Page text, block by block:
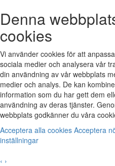
Denna
cookies
Vi använder cookies för att
sociala medier och analysera vår
din användning av vår webbplats
medier och analys. De kan
information som du har gett dem
användning av deras tjänster.
webbplats godkänner du våra
Acceptera alla cookies Acceptera
inställningar
‹ ›